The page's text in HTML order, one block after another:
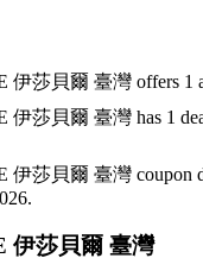
伊莎貝爾 臺灣 offers 1
伊莎貝爾 臺灣 has 1
伊莎貝爾 臺灣 coupon
伊莎貝爾 臺灣